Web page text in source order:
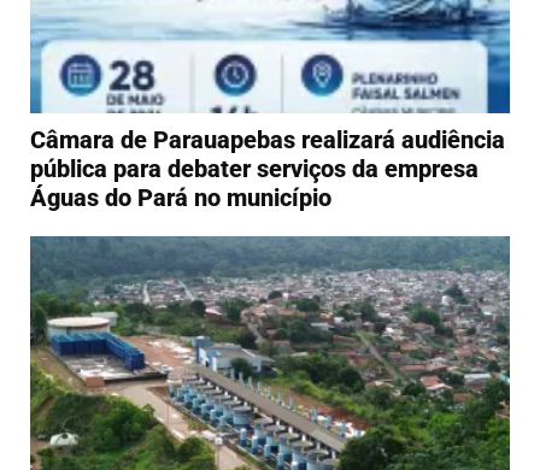
Câmara de Parauapebas realizará audiência
pública para debater serviços da empresa
Águas do Pará no município